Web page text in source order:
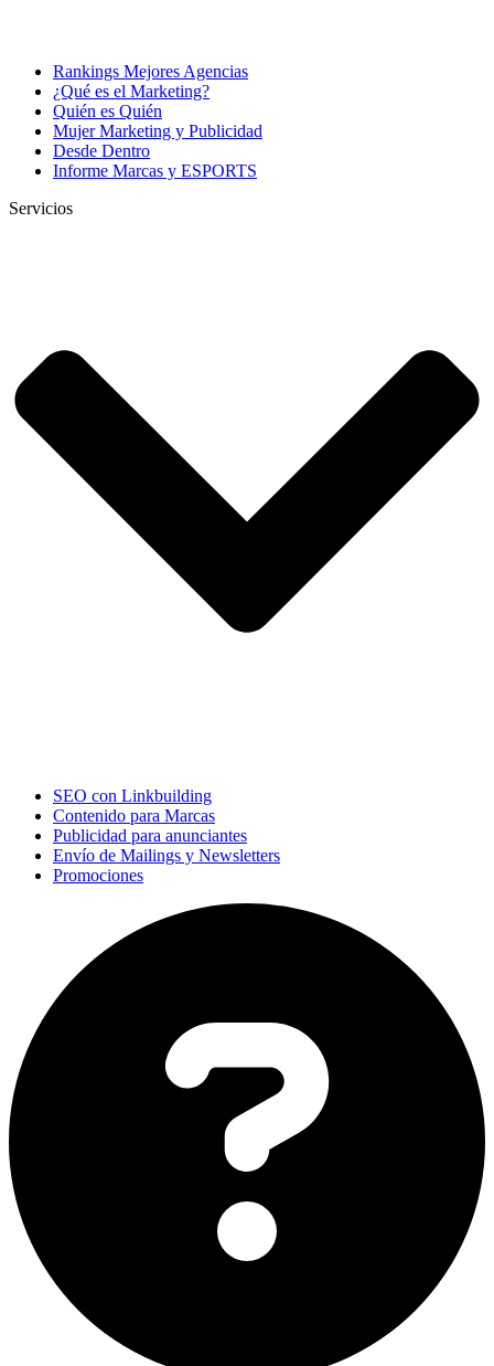
Rankings Mejores Agencias
¿Qué es el Marketing?
Quién es Quién
Mujer Marketing y Publicidad
Desde Dentro
Informe Marcas y ESPORTS
Servicios
SEO con Linkbuilding
Contenido para Marcas
Publicidad para anunciantes
Envío de Mailings y Newsletters
Promociones